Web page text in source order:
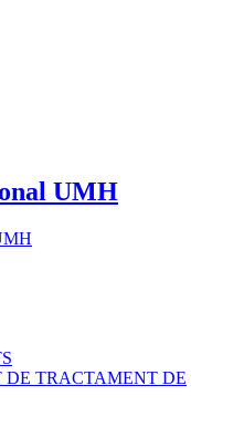
UMH
DE TRACTAMENT DE